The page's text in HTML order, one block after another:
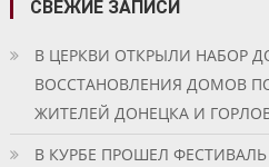
СВЕЖИЕ ЗАПИСИ
В ЦЕРКВИ ОТКРЫЛИ НАБОР
ВОССТАНОВЛЕНИЯ ДОМОВ
ЖИТЕЛЕЙ ДОНЕЦКА И
В КУРБЕ ПРОШЕЛ